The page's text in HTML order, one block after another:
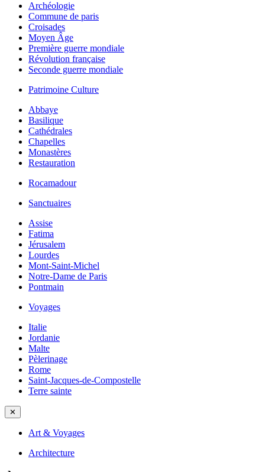
Archéologie
Commune de paris
Croisades
Moyen Âge
Première guerre mondiale
Révolution française
Seconde guerre mondiale
Patrimoine Culture
Abbaye
Basilique
Cathédrales
Chapelles
Monastères
Restauration
Rocamadour
Sanctuaires
Assise
Fatima
Jérusalem
Lourdes
Mont-Saint-Michel
Notre-Dame de Paris
Pontmain
Voyages
Italie
Jordanie
Malte
Pèlerinage
Rome
Saint-Jacques-de-Compostelle
Terre sainte
✕
Art & Voyages
Architecture